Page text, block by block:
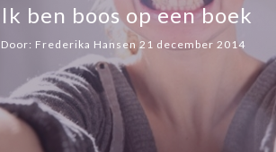
Ik ben boos op een boek
Door: Frederika Hansen 21 december 2014